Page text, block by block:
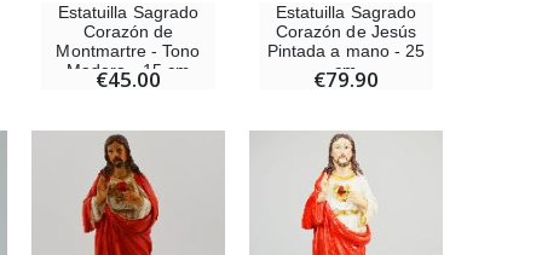
Estatuilla Sagrado
Corazón de
Montmartre - Tono
Madera - 15 cm
€45.00
Estatuilla Sagrado
Corazón de Jesús
Pintada a mano - 25
cm
€79.90
€2.50
€5.00